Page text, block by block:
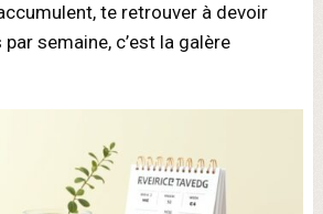
te retrouver à devoir
semaine, c’est la galère